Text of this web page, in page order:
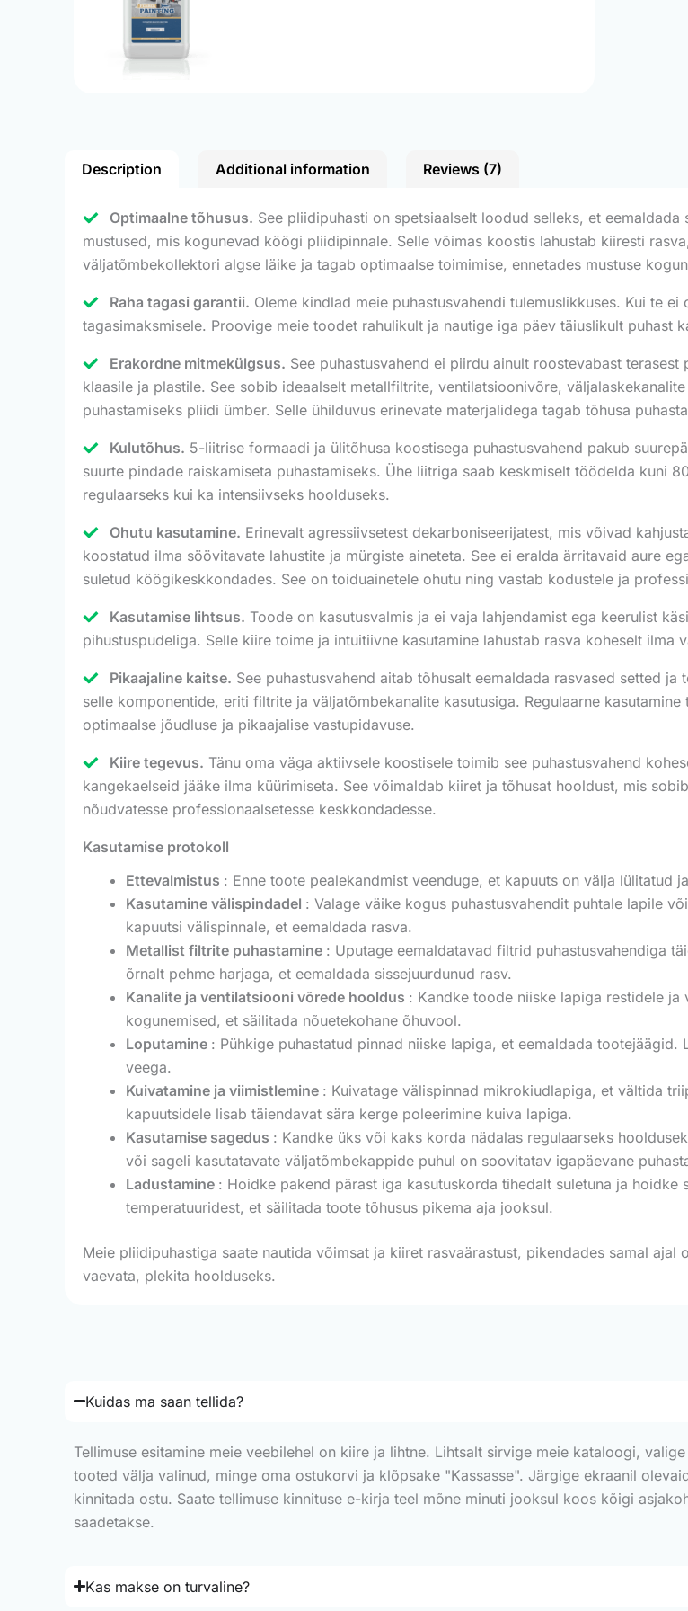
Description Additional information Reviews (7)
Optimaalne tõhusus. See pliidipuhasti on spetsiaalselt loodud selleks, et
mustused, mis kogunevad köögi pliidipinnale. Selle võimas koostis lahustab kiiresti
väljatõmbekollektori algse läike ja tagab optimaalse toimimise, ennetades mustuse
Raha tagasi garantii. Oleme kindlad meie puhastusvahendi tulemuslikkuses. Kui te
tagasimaksmisele. Proovige meie toodet rahulikult ja nautige iga päev täiuslikult puhast
Erakordne mitmekülgsus. See puhastusvahend ei piirdu ainult roostevabast
klaasile ja plastile. See sobib ideaalselt metallfiltrite, ventilatsioonivõre,
puhastamiseks pliidi ümber. Selle ühilduvus erinevate materjalidega tagab tõhusa
Kulutõhus. 5-liitrise formaadi ja ülitõhusa koostisega puhastusvahend pakub
suurte pindade raiskamiseta puhastamiseks. Ühe liitriga saab keskmiselt töödelda kuni
regulaarseks kui ka intensiivseks hoolduseks.
Ohutu kasutamine. Erinevalt agressiivsetest dekarboniseerijatest, mis võivad
koostatud ilma söövitavate lahustite ja mürgiste aineteta. See ei eralda ärritavaid aure
suletud köögikeskkondades. See on toiduainetele ohutu ning vastab kodustele ja
Kasutamise lihtsus. Toode on kasutusvalmis ja ei vaja lahjendamist ega keerulist
pihustuspudeliga. Selle kiire toime ja intuitiivne kasutamine lahustab rasva koheselt ilma
Pikaajaline kaitse. See puhastusvahend aitab tõhusalt eemaldada rasvased setted
selle komponentide, eriti filtrite ja väljatõmbekanalite kasutusiga. Regulaarne
optimaalse jõudluse ja pikaajalise vastupidavuse.
Kiire tegevus. Tänu oma väga aktiivsele koostisele toimib see puhastusvahend
kangekaelseid jääke ilma küürimiseta. See võimaldab kiiret ja tõhusat hooldust, mis
nõudvatesse professionaalsetesse keskkondadesse.
Kasutamise protokoll
Ettevalmistus : Enne toote pealekandmist veenduge, et kapuuts on välja lülitatud
Kasutamine välispindadel : Valage väike kogus puhastusvahendit puhtale lapile
kapuutsi välispinnale, et eemaldada rasva.
Metallist filtrite puhastamine : Uputage eemaldatavad filtrid puhastusvahendiga
õrnalt pehme harjaga, et eemaldada sissejuurdunud rasv.
Kanalite ja ventilatsiooni võrede hooldus : Kandke toode niiske lapiga restidele
kogunemised, et säilitada nõuetekohane õhuvool.
Loputamine : Pühkige puhastatud pinnad niiske lapiga, et eemaldada
veega.
Kuivatamine ja viimistlemine : Kuivatage välispinnad mikrokiudlapiga, et vältida
kapuutsidele lisab täiendavat sära kerge poleerimine kuiva lapiga.
Kasutamise sagedus : Kandke üks või kaks korda nädalas regulaarseks
või sageli kasutatavate väljatõmbekappide puhul on soovitatav igapäevane
Ladustamine : Hoidke pakend pärast iga kasutuskorda tihedalt suletuna ja
temperatuuridest, et säilitada toote tõhusus pikema aja jooksul.
Meie pliidipuhastiga saate nautida võimsat ja kiiret rasvaärastust, pikendades samal ajal
vaevata, plekita hoolduseks.
Kuidas ma saan tellida?
Tellimuse esitamine meie veebilehel on kiire ja lihtne. Lihtsalt sirvige meie kataloogi,
tooted välja valinud, minge oma ostukorvi ja klõpsake "Kassasse". Järgige ekraanil
kinnitada ostu. Saate tellimuse kinnituse e-kirja teel mõne minuti jooksul koos kõigi
saadetakse.
Kas makse on turvaline?